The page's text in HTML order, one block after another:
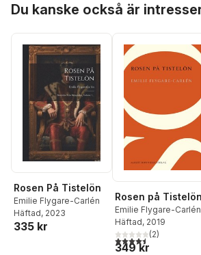
Du kanske också är
Rosen På Tistelön
Emilie Flygare-Carlén
Häftad, 2023
335 kr
Rosen på Tistelön
Emilie Flygare-Carlén
Häftad, 2019
4,5utav 5 stjärnor.
(2)
349 kr